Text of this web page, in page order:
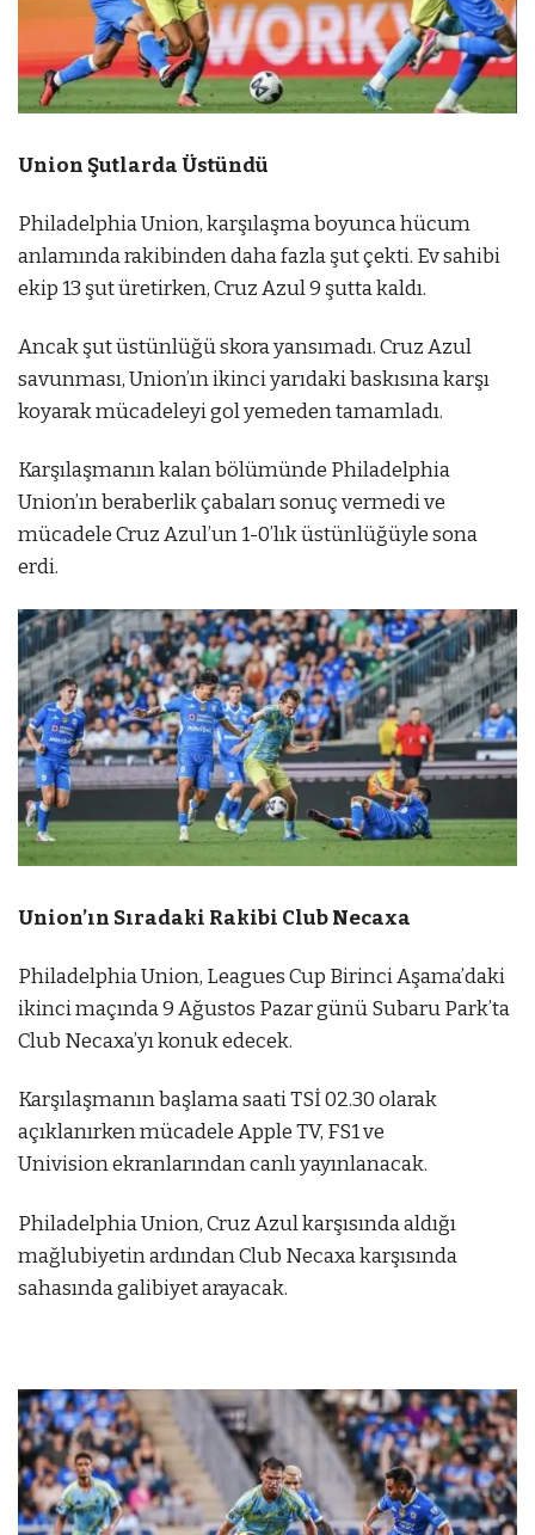
Union Şutlarda Üstündü
Philadelphia Union, karşılaşma boyunca hücum
anlamında rakibinden daha fazla şut çekti. Ev sahibi
ekip 13 şut üretirken, Cruz Azul 9 şutta kaldı.
Ancak şut üstünlüğü skora yansımadı. Cruz Azul
savunması, Union’ın ikinci yarıdaki baskısına karşı
koyarak mücadeleyi gol yemeden tamamladı.
Karşılaşmanın kalan bölümünde Philadelphia
Union’ın beraberlik çabaları sonuç vermedi ve
mücadele Cruz Azul’un 1-0’lık üstünlüğüyle sona
erdi.
Union’ın Sıradaki Rakibi Club Necaxa
Philadelphia Union, Leagues Cup Birinci Aşama’daki
ikinci maçında 9 Ağustos Pazar günü Subaru Park’ta
Club Necaxa’yı konuk edecek.
Karşılaşmanın başlama saati TSİ 02.30 olarak
açıklanırken mücadele Apple TV, FS1 ve
Univision ekranlarından canlı yayınlanacak.
Philadelphia Union, Cruz Azul karşısında aldığı
mağlubiyetin ardından Club Necaxa karşısında
sahasında galibiyet arayacak.